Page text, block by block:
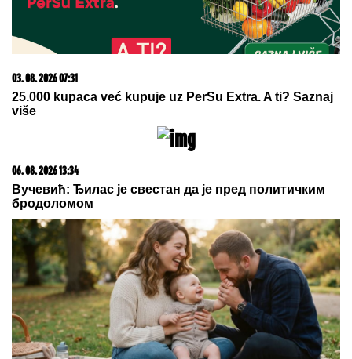
03. 08. 2026 07:31
25.000 kupaca već kupuje uz PerSu Extra. A ti? Saznaj
više
06. 08. 2026 13:34
Вучевић: Ђилас је свестан да је пред политичким
бродоломом